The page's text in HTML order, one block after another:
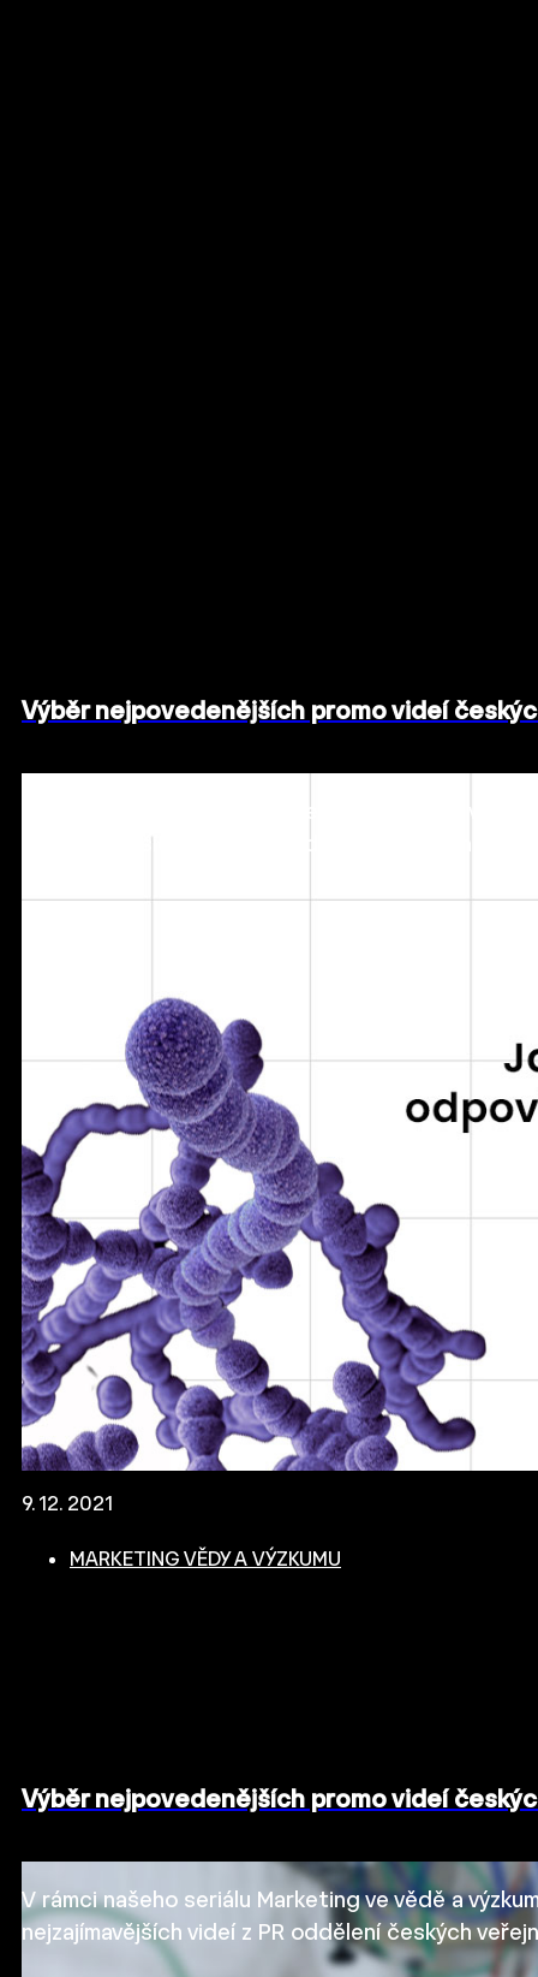
9. 12. 2021
MARKETING VĚDY A VÝZKUMU
Výběr nejpovedenějších promo videí
V rámci našeho seriálu Marketing ve vědě a
nejzajímavějších videí z PR oddělení českých
Výběr nejpovedenějších promo videí
V rámci našeho seriálu Marketing ve vědě a
nejzajímavějších videí z PR oddělení českých